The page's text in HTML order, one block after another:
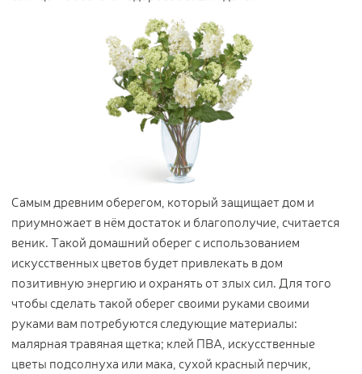
Самым древним оберегом, который защищает дом и
приумножает в нём достаток и благополучие, считается
веник. Такой домашний оберег с использованием
искусственных цветов будет привлекать в дом
позитивную энергию и охранять от злых сил. Для того
чтобы сделать такой оберег своими руками своими
руками вам потребуются следующие материалы:
малярная травяная щетка; клей ПВА, искусственные
цветы подсолнуха или мака, сухой красный перчик,